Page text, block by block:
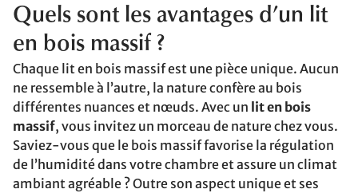
Quels sont les avantages d’un lit
en bois massif ?
Chaque lit en bois massif est une pièce unique. Aucun
ne ressemble à l’autre, la nature confère au bois
différentes nuances et nœuds. Avec un lit en bois
massif, vous invitez un morceau de nature chez vous.
Saviez-vous que le bois massif favorise la régulation
de l’humidité dans votre chambre et assure un climat
ambiant agréable ? Outre son aspect unique et ses